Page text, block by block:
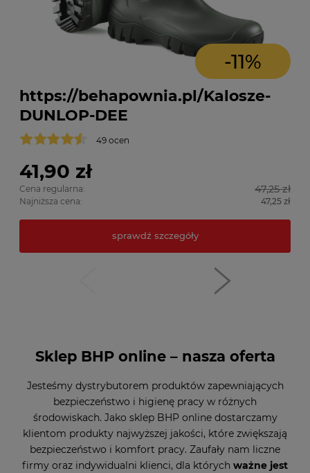
11%
49 ocen
41,90 zł
Cena regularna: 47,25 zł
Najniższa cena: 47,25 zł
sprawdź szczegóły
Sklep BHP online – nasza oferta
Jesteśmy dystrybutorem produktów zapewniających
bezpieczeństwo i higienę pracy w różnych
środowiskach. Jako sklep BHP online dostarczamy
klientom produkty najwyższej jakości, które zwiększają
bezpieczeństwo i komfort pracy. Zaufały nam liczne
firmy oraz indywidualni klienci, dla których ważne jest